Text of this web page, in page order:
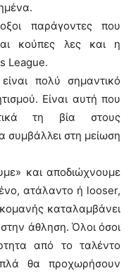
παράγοντες που
κούπες λες και η
League.
πολύ σημαντικό
Είναι αυτή που
τη βία στους
συμβάλλει στη μείωση
και αποδιώχνουμε
ατάλαντο ή looser,
καταλαμβάνει
άθληση. Όλοι όσοι
από το ταλέντο
θα προχωρήσουν